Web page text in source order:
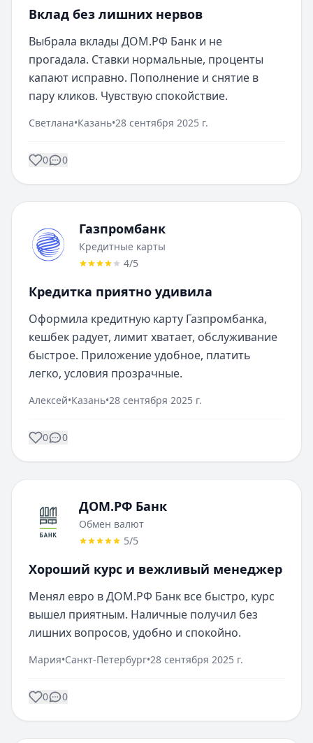
Вклад без лишних нервов
Выбрала вклады ДОМ.РФ Банк и не
прогадала. Ставки нормальные, проценты
капают исправно. Пополнение и снятие в
пару кликов. Чувствую спокойствие.
Светлана•Казань•28 сентября 2025 г.
0 0
Газпромбанк
Кредитные карты
4/5
Кредитка приятно удивила
Оформила кредитную карту Газпромбанка,
кешбек радует, лимит хватает, обслуживание
быстрое. Приложение удобное, платить
легко, условия прозрачные.
Алексей•Казань•28 сентября 2025 г.
0 0
ДОМ.РФ Банк
Обмен валют
5/5
Хороший курс и вежливый менеджер
Менял евро в ДОМ.РФ Банк все быстро, курс
вышел приятным. Наличные получил без
лишних вопросов, удобно и спокойно.
Мария•Санкт-Петербург•28 сентября 2025 г.
0 0